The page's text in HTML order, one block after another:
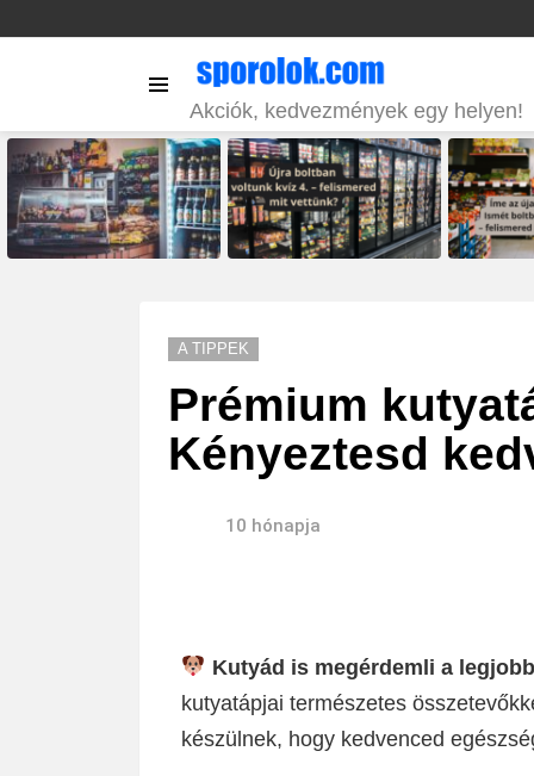
Akciók, kedvezmények egy helyen!
STORIES
A TIPPEK
Prémium
Kényeztesd
10 hónapja
Kutyád is megérdemli a
kutyatápjai természetes
készülnek, hogy kedvenced